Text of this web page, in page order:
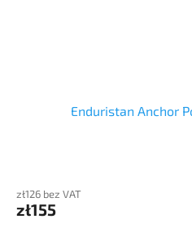
Enduristan Anchor
zł126 bez VAT
zł155